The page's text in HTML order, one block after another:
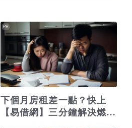
下個月房租差一點？快上
【易借網】三分鐘解決燃眉
PR